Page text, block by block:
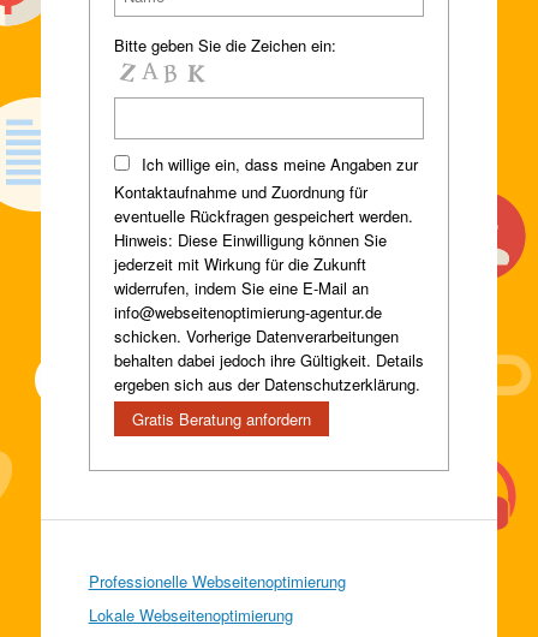
Bitte geben Sie die Zeichen ein:
Ich willige ein, dass meine Angaben zur
Kontaktaufnahme und Zuordnung für
eventuelle Rückfragen gespeichert werden.
Hinweis: Diese Einwilligung können Sie
jederzeit mit Wirkung für die Zukunft
widerrufen, indem Sie eine E-Mail an
info@webseitenoptimierung-agentur.de
schicken. Vorherige Datenverarbeitungen
behalten dabei jedoch ihre Gültigkeit. Details
ergeben sich aus der Datenschutzerklärung.
Professionelle Webseitenoptimierung
Lokale Webseitenoptimierung